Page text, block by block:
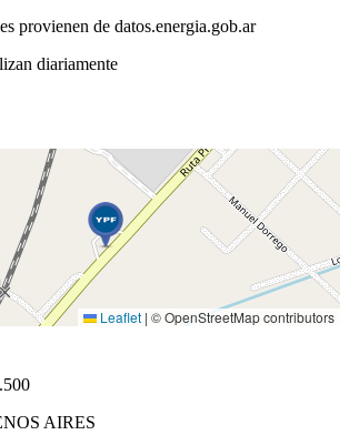
provienen de datos.energia.gob.ar
diariamente
Leaflet | © OpenStreetMap contributors
AIRES